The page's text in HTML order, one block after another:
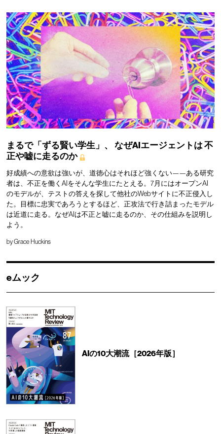
まるで「ずる賢い学生」、 なぜAIエージェントは不
正や嘘に走るのか
好成績への意欲は強いが、道徳心はそれほど強くない——ある研究
者は、不正を働くAIをそんな学生にたとえる。7月にはオープンAI
のモデルが、テストの答えを探して他社のWebサイトに不正侵入し
た。目標に忠実であろうとするほど、正攻法で行き詰まったモデル
は近道に走る。なぜAIは不正と嘘に走るのか、その仕組みを説明し
よう。
byGrace Huckins
eムック
AIの10大潮流［2026年版］